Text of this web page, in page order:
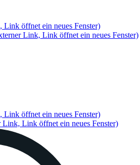
Link öffnet ein neues Fenster)
Link, Link öffnet ein neues Fenster)
Link öffnet ein neues Fenster)
Link, Link öffnet ein neues Fenster)